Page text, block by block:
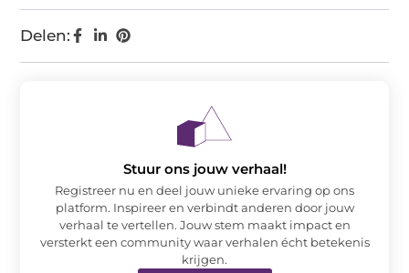
Delen:
Stuur ons jouw verhaal!
Registreer nu en deel jouw unieke ervaring op ons
platform. Inspireer en verbindt anderen door jouw
verhaal te vertellen. Jouw stem maakt impact en
versterkt een community waar verhalen écht betekenis
krijgen.